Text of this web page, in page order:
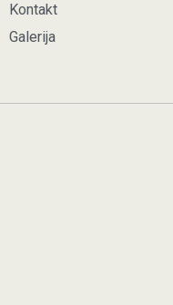
Kontakt
Galerija